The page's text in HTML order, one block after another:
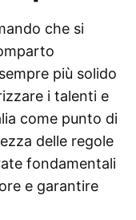
che si
più solido
i talenti e
come punto di
delle regole
fondamentali
e garantire